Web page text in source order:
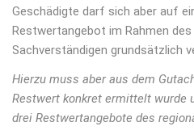
Geschädigte darf sich aber auf
Restwertangebot im Rahmen
Sachverständigen grundsätzlich
Hierzu muss aber aus dem
Restwert konkret ermittelt wurde
drei Restwertangebote des